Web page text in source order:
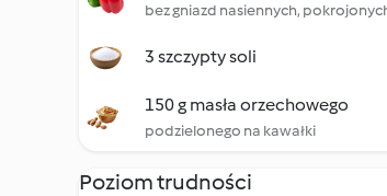
bez gniazd nasiennych,
3 szczypty soli
150 g masła orzechowego
podzielonego na kawałki
Poziom trudności